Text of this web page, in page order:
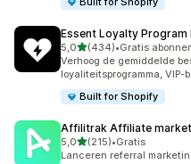
Essent Loyalty Program
5,0van 5 sterren
(434)
434 recensies in totaal
•Gratis
Verhoog de gemiddelde
loyaliteitsprogramma, VIP-
Built for Shopify
Affilitrak Affiliate
5,0van 5 sterren
(215)
215 recensies in totaal
•Gratis
Lanceren referral